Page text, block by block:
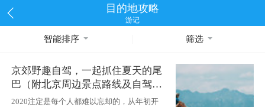
目的地攻略
游记
智能排序 筛选
京郊野趣自驾，一起抓住夏天的尾
巴（附北京周边景点路线及自驾攻
略）
2020注定是每个人都难以忘却的，从年初开